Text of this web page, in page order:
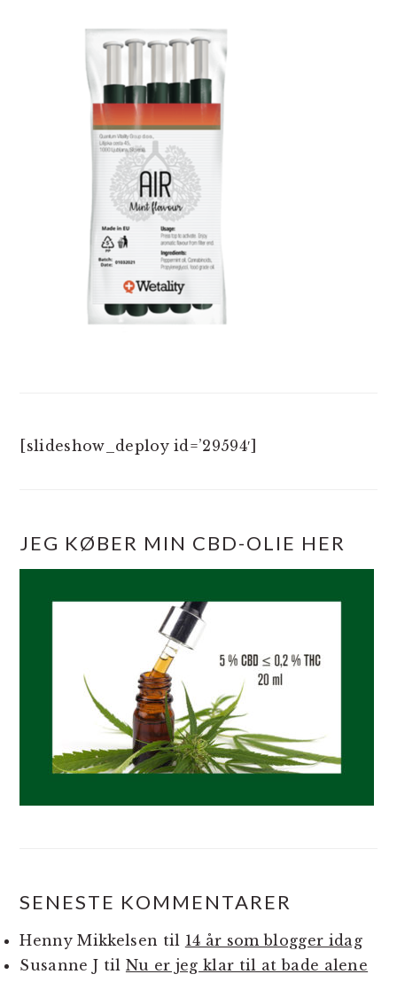
[slideshow_deploy id=’29594′]
JEG KØBER MIN CBD-OLIE HER
SENESTE KOMMENTARER
Henny Mikkelsen til 14 år som blogger idag
Susanne J til Nu er jeg klar til at bade alene